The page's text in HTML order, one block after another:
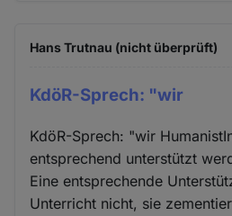
Hans Trutnau (nicht überprüft)
KdöR-Sprech: "wir
KdöR-Sprech: "wir
entsprechend unterstützt
Eine entsprechende
Unterricht nicht, sie